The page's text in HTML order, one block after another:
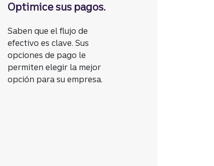
Optimice sus pagos.
Saben que el flujo de
efectivo es clave. Sus
opciones de pago le
permiten elegir la mejor
opción para su empresa.